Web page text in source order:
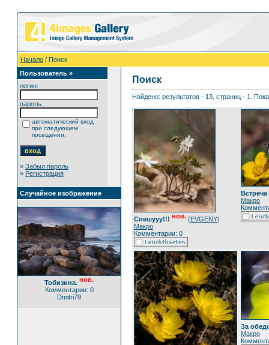
Начало / Поиск
Пользователь »
логин:
пароль:
автоматический вход
при следующем
посещении.
» Забыл пароль
» Регистрация
Случайное изображение
Тобизина. нов.
Комментарии: 0
Dmitri79
Поиск
Найдено: результатов - 13, страниц - 1.
Спешууу!!! нов. (EVGENY)
Макро
Комментарии: 0
Встреча
Макро
За
Макро